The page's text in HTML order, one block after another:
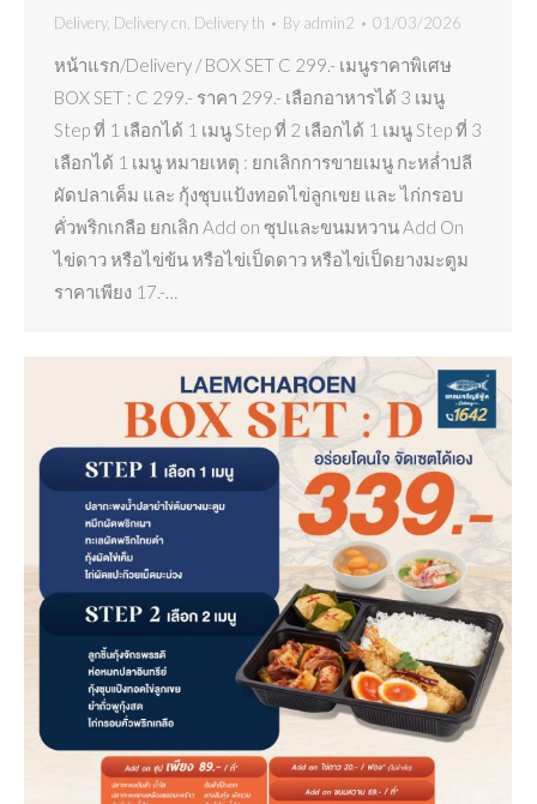
Delivery, Delivery cn Delivery th By admin2 01/03/2026
หน้าแรก/Delivery / BOX SET C 299.- เมนูราคาพิเศษ
BOX SET : C 299.- ราคา 299.- เลือกอาหารได้ 3 เมนู
Step ที่ 1 เลือกได้ 1 เมนู Step ที่ 2 เลือกได้ 1 เมนู Step ที่ 3
เลือกได้ 1 เมนู หมายเหตุ : ยกเลิกการขายเมนู กะหล่ำปลี
ผัดปลาเค็ม และ กุ้งชุบแป้งทอดไข่ลูกเขย และ ไก่กรอบ
คั่วพริกเกลือ ยกเลิก Add on ซุปและขนมหวาน Add On
ไข่ดาว หรือไข่ข้น หรือไข่เป็ดดาว หรือไข่เป็ดยางมะตูม
ราคาเพียง 17.-…